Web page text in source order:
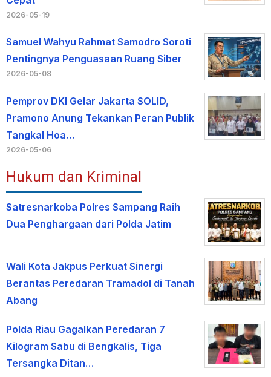
2026-05-19
Samuel Wahyu Rahmat Samodro Soroti
Pentingnya Penguasaan Ruang Siber
2026-05-08
Pemprov DKI Gelar Jakarta SOLID,
Pramono Anung Tekankan Peran Publik
Tangkal Hoa…
2026-05-06
Hukum dan Kriminal
Satresnarkoba Polres Sampang Raih
Dua Penghargaan dari Polda Jatim
Wali Kota Jakpus Perkuat Sinergi
Berantas Peredaran Tramadol di Tanah
Abang
Polda Riau Gagalkan Peredaran 7
Kilogram Sabu di Bengkalis, Tiga
Tersangka Ditan…